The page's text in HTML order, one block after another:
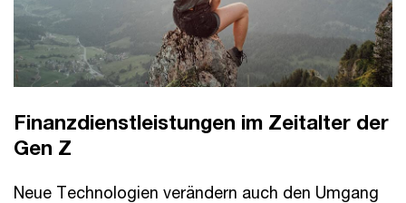
Finanzdienstleistungen im Zeitalter der
Gen Z
Neue Technologien verändern auch den Umgang